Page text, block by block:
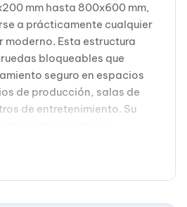
Duros
para Laptop
mm hasta 800x600 mm,
a prácticamente cualquier
moderno. Esta estructura
bloqueables que
seguro en espacios
de producción, salas de
de entretenimiento. Su